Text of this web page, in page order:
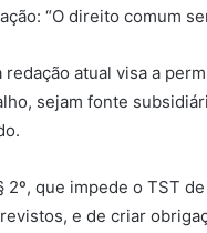
“O direito comum
atual visa a
sejam fonte
que impede o TST de
e de criar